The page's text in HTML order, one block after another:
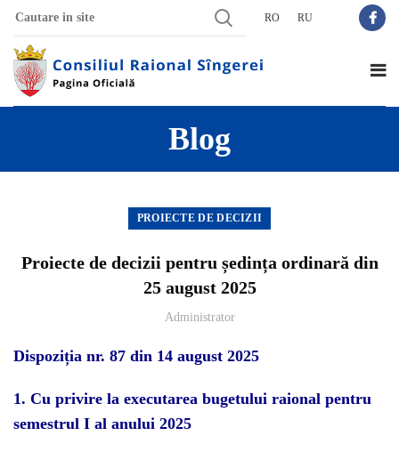
RO RU
Blog
PROIECTE DE DECIZII
Proiecte de decizii pentru ședința ordinară din
25 august 2025
Administrator
Dispoziția nr. 87 din 14 august 2025
1. Cu privire la executarea bugetului raional pentru
semestrul I al anului 2025